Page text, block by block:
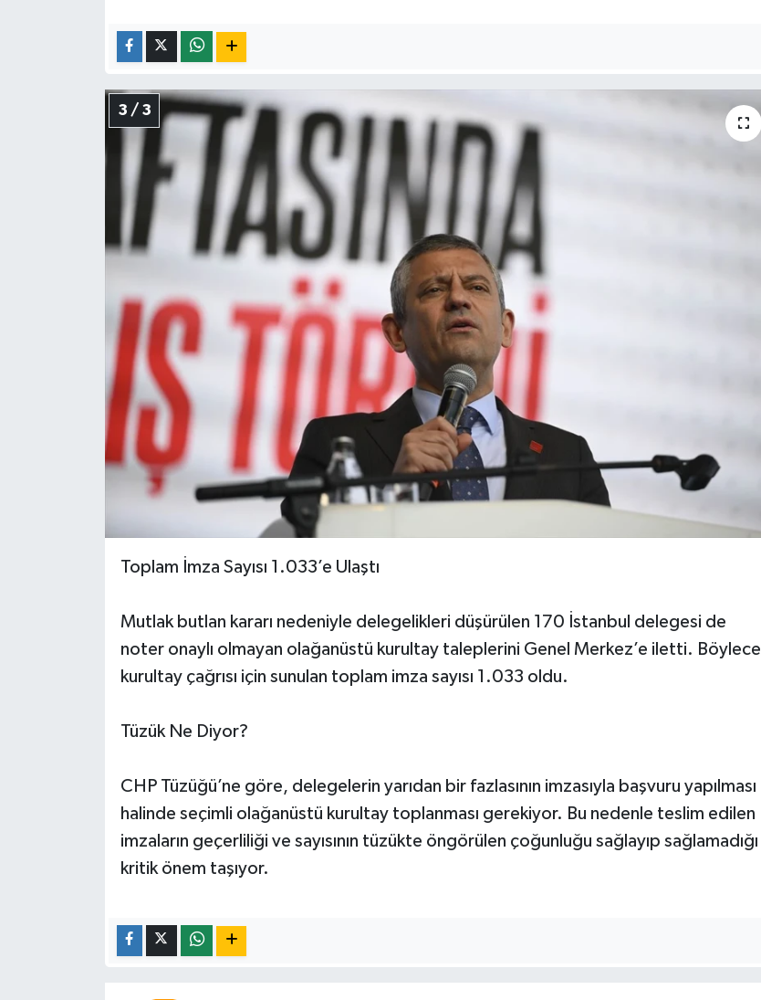
3 / 3
Toplam İmza Sayısı 1.033’e Ulaştı
Mutlak butlan kararı nedeniyle delegelikleri düşürülen 170 İstanbul delegesi de
noter onaylı olmayan olağanüstü kurultay taleplerini Genel Merkez’e iletti. Böylece
kurultay çağrısı için sunulan toplam imza sayısı 1.033 oldu.
Tüzük Ne Diyor?
CHP Tüzüğü’ne göre, delegelerin yarıdan bir fazlasının imzasıyla başvuru yapılması
halinde seçimli olağanüstü kurultay toplanması gerekiyor. Bu nedenle teslim edilen
imzaların geçerliliği ve sayısının tüzükte öngörülen çoğunluğu sağlayıp sağlamadığı
kritik önem taşıyor.